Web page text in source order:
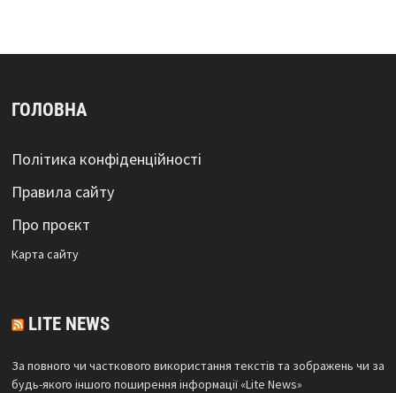
ГОЛОВНА
Політика конфіденційності
Правила сайту
Про проєкт
Карта сайтy
LITE NEWS
За повного чи часткового використання текстів та зображень чи за
будь-якого іншого поширення інформації «Lite News»